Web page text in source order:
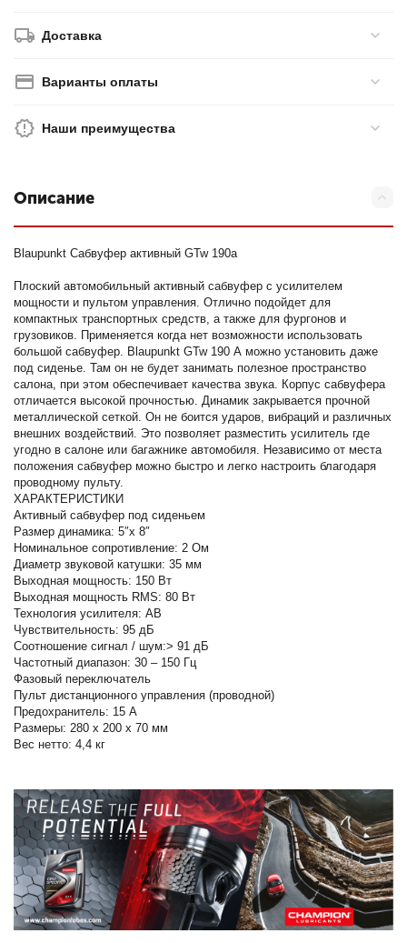
Доставка
Варианты оплаты
Наши преимущества
Описание
Blaupunkt Сабвуфер активный GTw 190a
Плоский автомобильный активный сабвуфер с усилителем
мощности и пультом управления. Отлично подойдет для
компактных транспортных средств, а также для фургонов и
грузовиков. Применяется когда нет возможности использовать
большой сабвуфер. Blaupunkt GTw 190 А можно установить даже
под сиденье. Там он не будет занимать полезное пространство
салона, при этом обеспечивает качества звука. Корпус сабвуфера
отличается высокой прочностью. Динамик закрывается прочной
металлической сеткой. Он не боится ударов, вибраций и различных
внешних воздействий. Это позволяет разместить усилитель где
угодно в салоне или багажнике автомобиля. Независимо от места
положения сабвуфер можно быстро и легко настроить благодаря
проводному пульту.
ХАРАКТЕРИСТИКИ
Активный сабвуфер под сиденьем
Размер динамика: 5″x 8″
Номинальное сопротивление: 2 Ом
Диаметр звуковой катушки: 35 мм
Выходная мощность: 150 Вт
Выходная мощность RMS: 80 Вт
Технология усилителя: AB
Чувствительность: 95 дБ
Соотношение сигнал / шум:> 91 дБ
Частотный диапазон: 30 – 150 Гц
Фазовый переключатель
Пульт дистанционного управления (проводной)
Предохранитель: 15 А
Размеры: 280 x 200 x 70 мм
Вес нетто: 4,4 кг